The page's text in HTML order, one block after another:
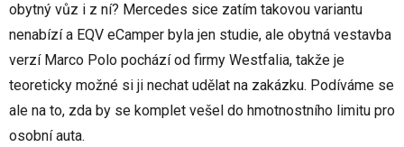
obytný vůz i z ní? Mercedes sice zatím takovou variantu
nenabízí a EQV eCamper byla jen studie, ale obytná vestavba
verzí Marco Polo pochází od firmy Westfalia, takže je
teoreticky možné si ji nechat udělat na zakázku. Podíváme se
ale na to, zda by se komplet vešel do hmotnostního limitu pro
osobní auta.